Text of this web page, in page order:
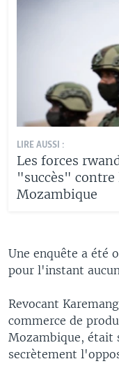
LIRE AUSSI :
Les forces
"succès" contre
Mozambique
Une enquête a été
pour l'instant
Revocant
commerce de
Mozambique, était
secrètement